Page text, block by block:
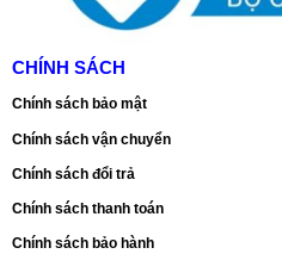
CHÍNH SÁCH
Chính sách bảo mật
Chính sách vận chuyển
Chính sách đổi trả
Chính sách thanh toán
Chính sách bảo hành